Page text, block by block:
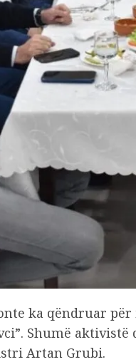
ka qëndruar
Shumë
Artan Grubi.